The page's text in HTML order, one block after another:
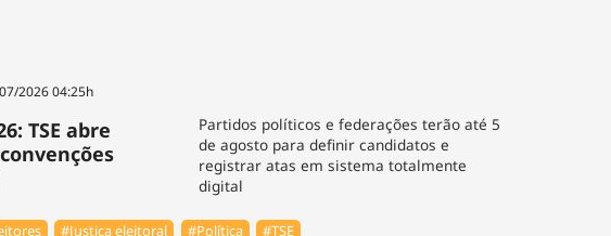
2026 04:25h
TSE abre
Partidos políticos e federações terão até 5
de agosto para definir candidatos e
registrar atas em sistema totalmente
digital
#Justiça eleitoral #Política #TSE